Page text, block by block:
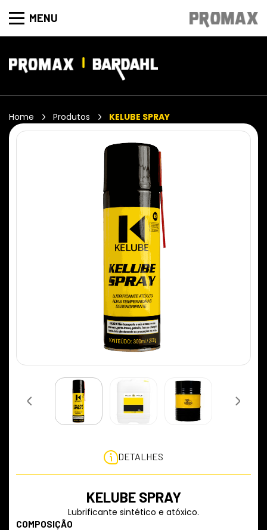
MENU
Home Produtos KELUBE SPRAY
DETALHES
KELUBE SPRAY
Lubrificante sintético e atóxico.
COMPOSIÇÃO